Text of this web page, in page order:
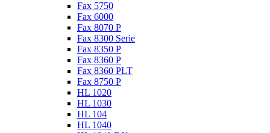
Fax 5750
Fax 6000
Fax 8070 P
Fax 8300 Serie
Fax 8350 P
Fax 8360 P
Fax 8360 PLT
Fax 8750 P
HL 1020
HL 1030
HL 104
HL 1040